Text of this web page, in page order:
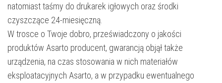
natomiast taśmy do drukarek igłowych oraz środki
czyszczące 24-miesięczną.
W trosce o Twoje dobro, przeświadczony o jakości
produktów Asarto producent, gwarancją objął także
urządzenia, na czas stosowania w nich materiałów
eksploatacyjnych Asarto, a w przypadku ewentualnego